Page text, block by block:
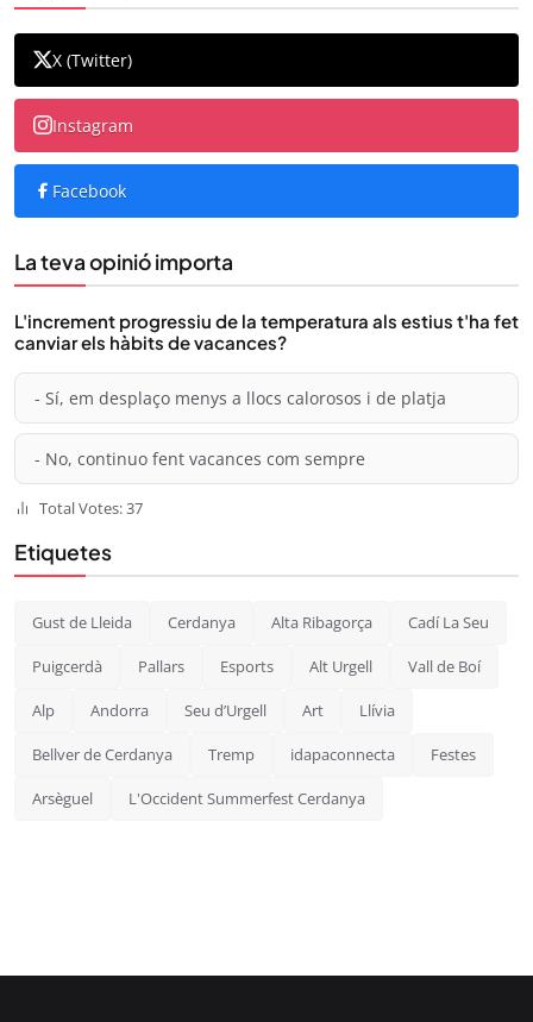
X (Twitter)
Instagram
Facebook
La teva opinió importa
L'increment progressiu de la temperatura als estius t'ha fet
canviar els hàbits de vacances?
- Sí, em desplaço menys a llocs calorosos i de platja
- No, continuo fent vacances com sempre
Total Votes: 37
Etiquetes
Gust de Lleida Cerdanya Alta Ribagorça Cadí La Seu
Puigcerdà Pallars Esports Alt Urgell Vall de Boí
Alp Andorra Seu d’Urgell Art Llívia
Bellver de Cerdanya Tremp idapaconnecta Festes
Arsèguel L'Occident Summerfest Cerdanya